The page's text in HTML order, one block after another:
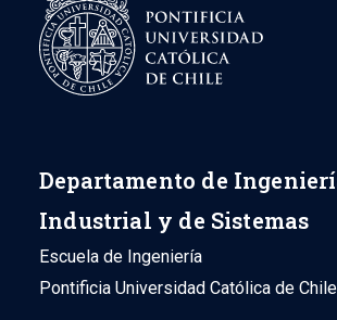
Departamento de
Industrial y de Sistemas
Escuela de Ingeniería
Pontificia Universidad Católica de Chile